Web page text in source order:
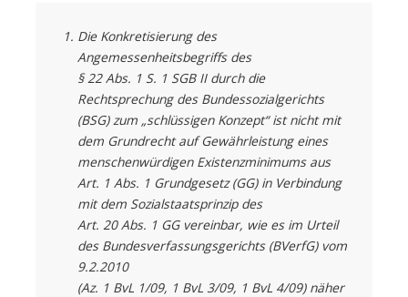
Die Konkretisierung des
Angemessenheitsbegriffs des
§ 22 Abs. 1 S. 1 SGB II durch die
Rechtsprechung des Bundessozialgerichts
(BSG) zum „schlüssigen Konzept“ ist nicht mit
dem Grundrecht auf Gewährleistung eines
menschenwürdigen Existenzminimums aus
Art. 1 Abs. 1 Grundgesetz (GG) in Verbindung
mit dem Sozialstaatsprinzip des
Art. 20 Abs. 1 GG vereinbar, wie es im Urteil
des Bundesverfassungsgerichts (BVerfG) vom
9.2.2010
(Az. 1 BvL 1/09, 1 BvL 3/09, 1 BvL 4/09) näher